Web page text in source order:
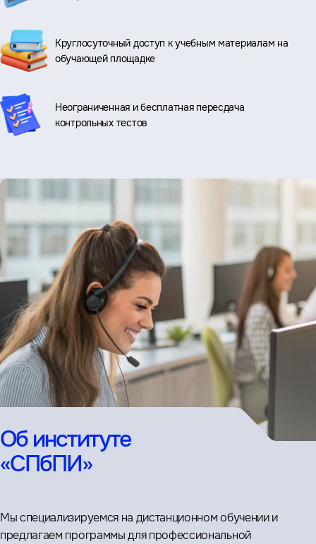
Круглосуточный доступ к учебным материалам на
обучающей площадке
Неограниченная и бесплатная пересдача
контрольных тестов
Об институте
«СПбПИ»
Мы специализируемся на дистанционном обучении и
предлагаем программы для профессиональной